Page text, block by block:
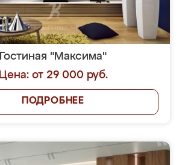
Гостиная "Максима"
Цена: от 29 000 руб.
ПОДРОБНЕЕ